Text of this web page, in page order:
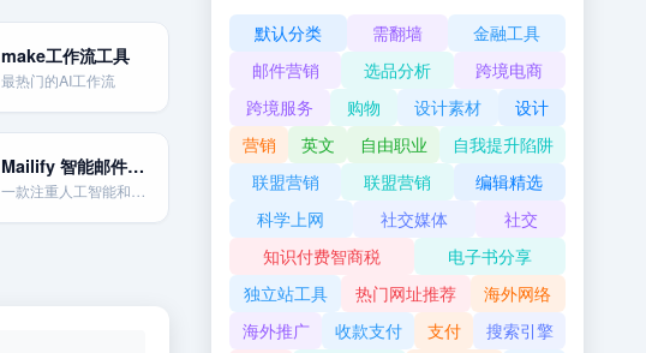
make工作流工具
最热门的AI工作流
Mailify 智能邮件营销
一款注重人工智能和智能功能的邮件营销及自动化平台。
默认分类 需翻墙
金融工具
邮件营销
选品分析
跨境电商
跨境服务
购物 设计素材
设计
营销
英文 自由职业
自我提升陷阱
联盟营销
联盟营销
编辑精选
科学上网
社交媒体
社交
知识付费智商税
电子书分享
独立站工具
热门网址推荐
海外网络
海外推广
收款支付 支付
搜索引擎